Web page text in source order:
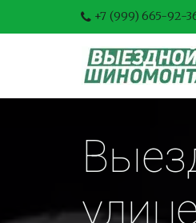
+7 (999) 665-92-